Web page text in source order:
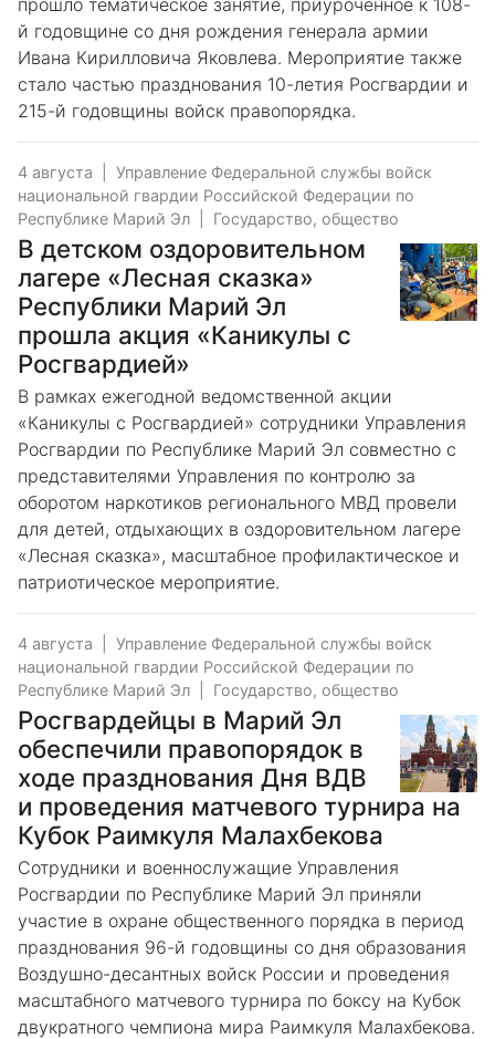
й годовщине со дня рождения генерала армии
Ивана Кирилловича Яковлева. Мероприятие также
стало частью празднования 10-летия Росгвардии и
215-й годовщины войск правопорядка.
4 августа
Управление Федеральной службы войск
национальной гвардии Российской Федерации по
Республике Марий Эл
Государство, общество
В детском оздоровительном
лагере «Лесная сказка»
Республики Марий Эл
прошла акция «Каникулы с
Росгвардией»
В рамках ежегодной ведомственной акции
«Каникулы с Росгвардией» сотрудники Управления
Росгвардии по Республике Марий Эл совместно с
представителями Управления по контролю за
оборотом наркотиков регионального МВД провели
для детей, отдыхающих в оздоровительном лагере
«Лесная сказка», масштабное профилактическое и
патриотическое мероприятие.
4 августа
Управление Федеральной службы войск
национальной гвардии Российской Федерации по
Республике Марий Эл
Государство, общество
Росгвардейцы в Марий Эл
обеспечили правопорядок в
ходе празднования Дня ВДВ
и проведения матчевого турнира на
Кубок Раимкуля Малахбекова
Сотрудники и военнослужащие Управления
Росгвардии по Республике Марий Эл приняли
участие в охране общественного порядка в период
празднования 96-й годовщины со дня образования
Воздушно-десантных войск России и проведения
масштабного матчевого турнира по боксу на Кубок
двукратного чемпиона мира Раимкуля Малахбекова.